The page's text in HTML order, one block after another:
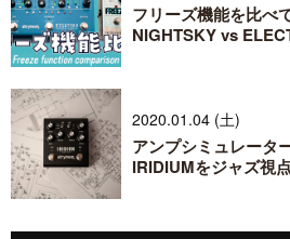
フリーズ機能を比べ
NIGHTSKY vs
2020.01.04 (土)
アンプシミュレータ
IRIDIUMをジャズ視